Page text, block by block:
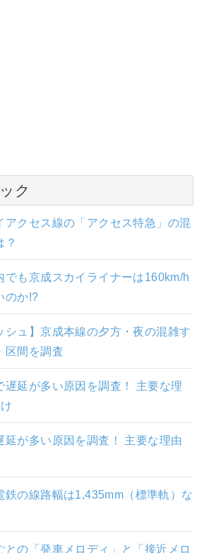
ク
アクセス線の「アクセス特急」の混
？
でも京成スカイライナーは160km/h
のか!?
シュ】京成本線の夕方・夜の混雑す
区間を調査
遅延が多い原因を調査！ 主要な理
延が多い原因を調査！ 主要な理由
鉄の線路幅は1,435mm（標準軌）な
との「発車メロディ」と「接近メロ